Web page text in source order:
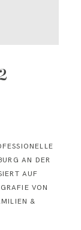
AN DER
AUF
VON
&